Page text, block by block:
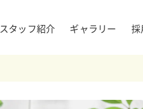
スタッフ紹介 ギャラリー 採